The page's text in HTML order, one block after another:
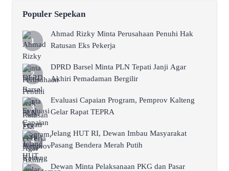
Populer Sepekan
Ahmad Rizky Minta Perusahaan Penuhi Hak
Ratusan Eks Pekerja
DPRD Barsel Minta PLN Tepati Janji Agar
Akhiri Pemadaman Bergilir
Evaluasi Capaian Program, Pemprov Kalteng
Gelar Rapat TEPRA
Jelang HUT RI, Dewan Imbau Masyarakat
Pasang Bendera Merah Putih
Dewan Minta Pelaksanaan PKG dan Pasar